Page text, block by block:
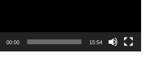
00:00 15:54